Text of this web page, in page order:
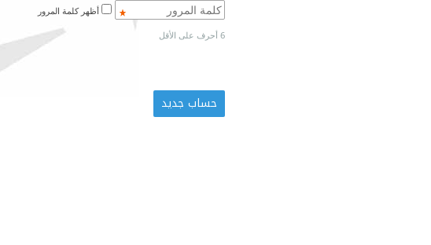
6 أحرف على الأقل